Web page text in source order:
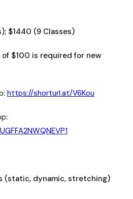
$1440 (9 Classes)
$100 is required for new
https://shorturl.at/V6Kou
:
(static, dynamic, stretching)